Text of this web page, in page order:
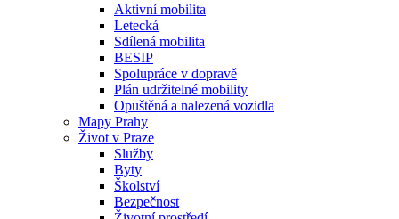
Aktivní mobilita
Letecká
Sdílená mobilita
BESIP
Spolupráce v dopravě
Plán udržitelné mobility
Opuštěná a nalezená vozidla
Mapy Prahy
Život v Praze
Služby
Byty
Školství
Bezpečnost